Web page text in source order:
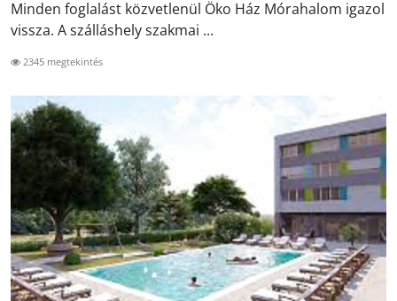
Minden foglalást közvetlenül Öko Ház Mórahalom igazol
vissza. A szálláshely szakmai ...
2345 megtekintés